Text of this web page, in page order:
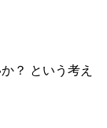
？ という考え